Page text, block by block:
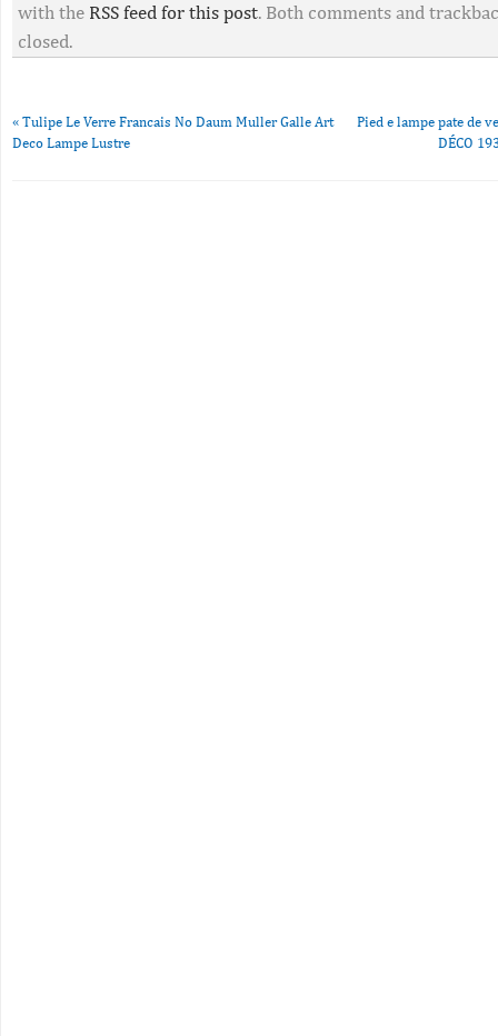
with the RSS feed for this post. Both comments and
closed.
« Tulipe Le Verre Francais No Daum Muller Galle Art
Deco Lampe Lustre
Pied e lampe pate de
DÉCO